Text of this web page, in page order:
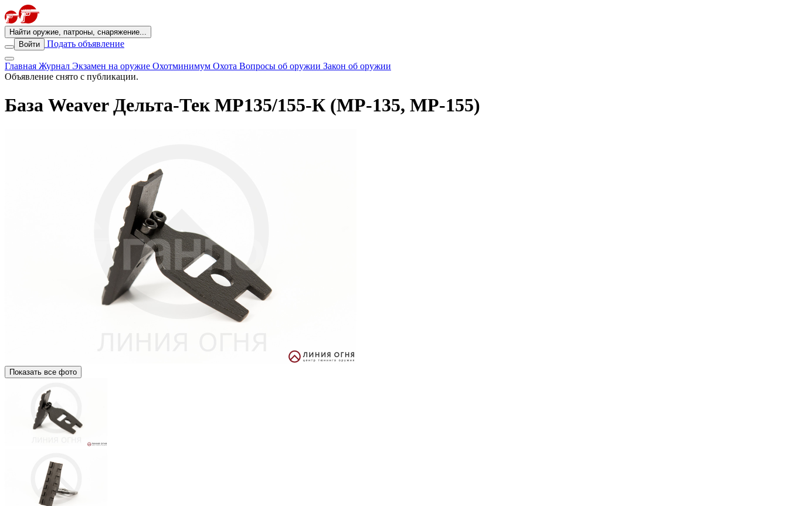
Найти оружие, патроны, снаряжение...
Войти
Подать объявление
Главная Журнал Экзамен на оружие Охотминимум Охота Вопросы об оружии Закон об оружии
Объявление снято с публикации.
База Weaver Дельта-Тек МР135/155-К (МР-135, МР-155)
Показать все фото